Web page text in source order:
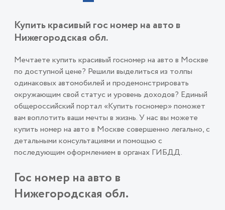
Купить красивый гос номер на авто в
Нижегородская обл.
Мечтаете купить красивый госномер на авто в Москве
по доступной цене? Решили выделиться из толпы
одинаковых автомобилей и продемонстрировать
окружающим свой статус и уровень доходов? Единый
общероссийский портал «Купить госномер» поможет
вам воплотить ваши мечты в жизнь. У нас вы можете
купить номер на авто в Москве совершенно легально, с
детальными консультациями и помощью с
последующим оформлением в органах ГИБДД.
Гос номер на авто в
Нижегородская обл.